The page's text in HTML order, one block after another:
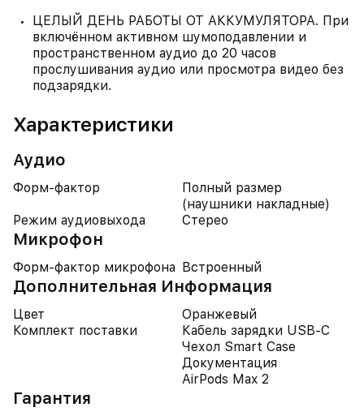
ЦЕЛЫЙ ДЕНЬ РАБОТЫ ОТ АККУМУЛЯТОРА. При
включённом активном шумоподавлении и
пространственном аудио до 20 часов
прослушивания аудио или просмотра видео без
подзарядки.
Характеристики
Аудио
Форм-фактор
Полный размер
(наушники накладные)
Режим аудиовыхода
Стерео
Микрофон
Форм-фактор микрофона Встроенный
Дополнительная Информация
Цвет
Оранжевый
Комплект поставки
Кабель зарядки USB-C
Чехол Smart Case
Документация
AirPods Max 2
Гарантия